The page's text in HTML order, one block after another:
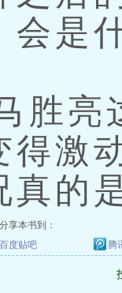
会是
亮
得激
真的
分享本书到：
百度贴吧
腾